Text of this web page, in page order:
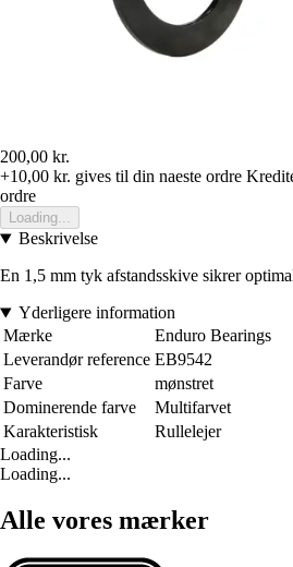
200,00 kr.
+10,00 kr. gives til din naeste ordre
ordre
Loading...
Beskrivelse
En 1,5 mm tyk afstandsskive sikrer
Yderligere information
Mærke
Enduro Bearings
Leverandør reference EB9542
Farve
mønstret
Dominerende farve
Multifarvet
Karakteristisk
Rullelejer
Loading...
Loading...
Alle vores mærker